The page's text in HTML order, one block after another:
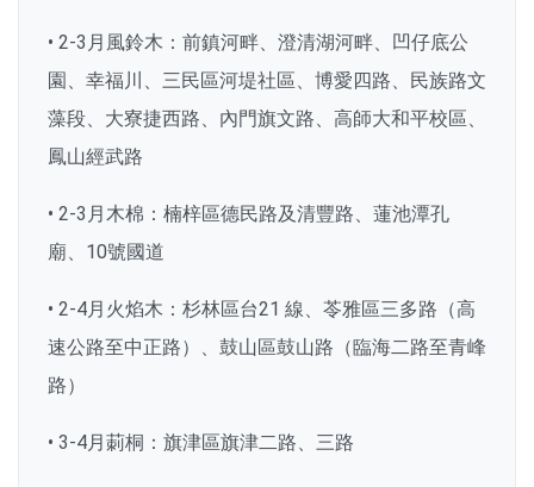
• 2-3月風鈴木：前鎮河畔、澄清湖河畔、凹仔底公
園、幸福川、三民區河堤社區、博愛四路、民族路文
藻段、大寮捷西路、內門旗文路、高師大和平校區、
鳳山經武路
• 2-3月木棉：楠梓區德民路及清豐路、蓮池潭孔
廟、10號國道
• 2-4月火焰木：杉林區台21 線、苓雅區三多路（高
速公路至中正路）、鼓山區鼓山路（臨海二路至青峰
路）
• 3-4月莿桐：旗津區旗津二路、三路